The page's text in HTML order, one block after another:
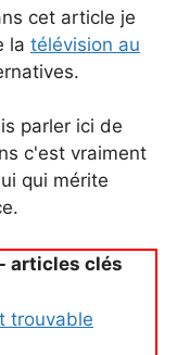
cet article je
la télévision au
parler ici de
c'est vraiment
qui mérite
articles clés
trouvable